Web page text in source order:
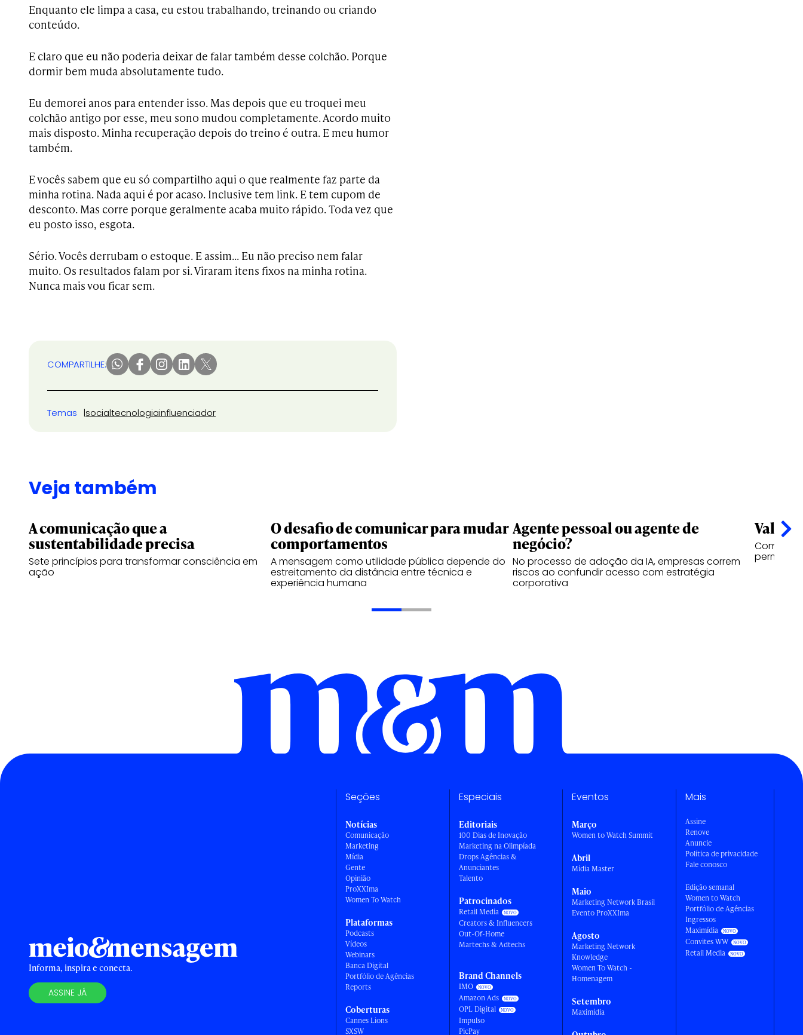
Enquanto ele limpa a casa, eu estou trabalhando, treinando ou criando
conteúdo.
E claro que eu não poderia deixar de falar também desse colchão. Porque
dormir bem muda absolutamente tudo.
Eu demorei anos para entender isso. Mas depois que eu troquei meu
colchão antigo por esse, meu sono mudou completamente. Acordo muito
mais disposto. Minha recuperação depois do treino é outra. E meu humor
também.
E vocês sabem que eu só compartilho aqui o que realmente faz parte da
minha rotina. Nada aqui é por acaso. Inclusive tem link. E tem cupom de
desconto. Mas corre porque geralmente acaba muito rápido. Toda vez que
eu posto isso, esgota.
Sério. Vocês derrubam o estoque. E assim… Eu não preciso nem falar
muito. Os resultados falam por si. Viraram itens fixos na minha rotina.
Nunca mais vou ficar sem.
COMPARTILHE:
Temas socialtecnologiainfluenciador
Veja também
A comunicação que a
sustentabilidade precisa
Sete princípios para transformar consciência em
ação
O desafio de comunicar para mudar
comportamentos
A mensagem como utilidade pública depende do
estreitamento da distância entre técnica e
experiência humana
Agente pessoal ou agente de
negócio?
No processo de adoção da IA, empresas correm
riscos ao confundir acesso com estratégia
corporativa
Valor
Como a
Informa, inspira e conecta.
ASSINE JÁ
Seções
Notícias
Comunicação
Marketing
Mídia
Gente
Opinião
ProXXIma
Women To Watch
Plataformas
Podcasts
Vídeos
Webinars
Banca Digital
Portfólio de Agências
Reports
Coberturas
Cannes Lions
SXSW
Especiais
Editoriais
100 Dias de Inovação
Marketing na Olimpíada
Drops Agências &
Anunciantes
Talento
Patrocinados
Retail Media
Creators & Influencers
Out-Of-Home
Martechs & Adtechs
Brand Channels
IMO
Amazon Ads
OPL Digital
Impulso
PicPay
Eventos
Março
Women to Watch Summit
Abril
Mídia Master
Maio
Marketing Network Brasil
Evento ProXXIma
Agosto
Marketing Network
Knowledge
Women To Watch -
Homenagem
Setembro
Maximídia
Mais
Assine
Renove
Anuncie
Política de privacidade
Fale conosco
Edição semanal
Women to Watch
Portfólio de Agências
Ingressos
Maximídia
Convites WW
Retail Media